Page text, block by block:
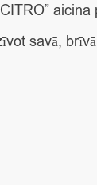
savā,